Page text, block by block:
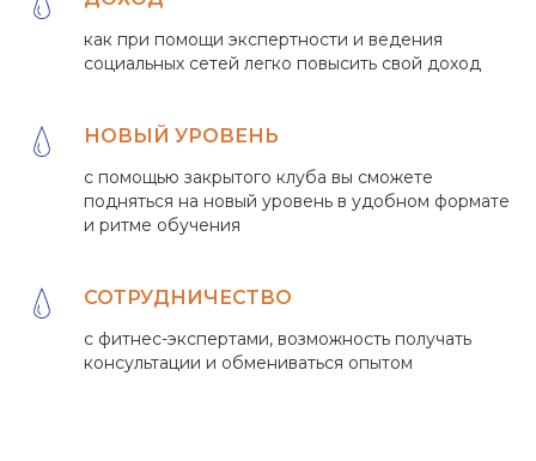
как при помощи экспертности и ведения
социальных сетей легко повысить свой доход
НОВЫЙ УРОВЕНЬ
с помощью закрытого клуба вы сможете
подняться на новый уровень в удобном формате
и ритме обучения
СОТРУДНИЧЕСТВО
с фитнес-экспертами, возможность получать
консультации и обмениваться опытом